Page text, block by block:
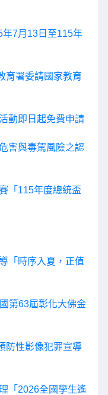
7月13日至115年
育署委請國家教育
動即日起免費申請
害與毒駕風險之認
「115年度總統盃
「時序入夏，正值
第63屆彰化大佛金
防性影像犯罪宣導
「2026全國學生遙